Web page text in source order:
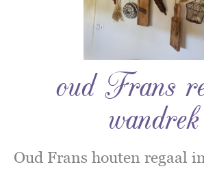
oud Frans
wandrek
Oud Frans houten regaal